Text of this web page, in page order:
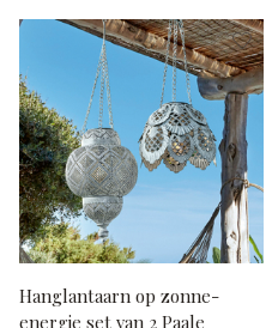
Hanglantaarn op zonne-
energie set van 2 Paale